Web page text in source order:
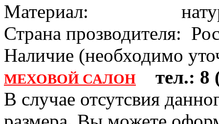
Материал:
Страна прозводителя:
Наличие (необходимо
МЕХОВОЙ САЛОН
тел.: 8
В случае отсутсвия